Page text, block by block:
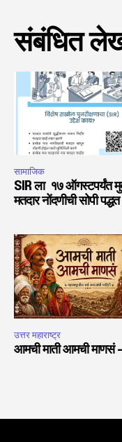
संबंधित
सामाजिक
SIR ला १७ ऑगस्टपर्यंत
मतदार नोंदणीची सोपी पद्धत
उत्तर महाराष्ट्र
आमची माती आमची माणसं –